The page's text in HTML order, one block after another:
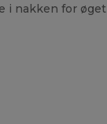
i nakken for